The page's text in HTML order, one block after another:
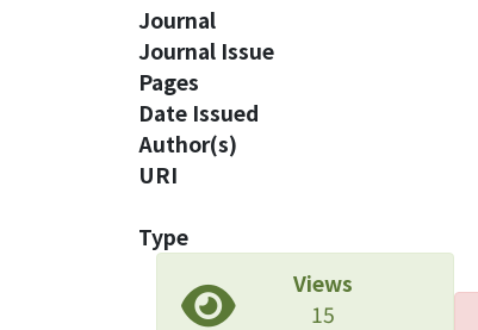
Journal
Journal Issue
Pages
Date Issued
Author(s)
URI
Type
Views
15